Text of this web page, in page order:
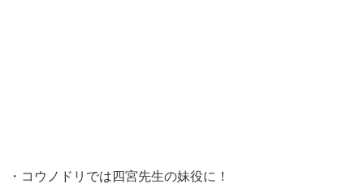
・コウノドリでは四宮先生の妹役に！